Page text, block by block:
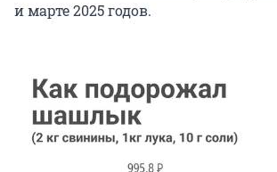
и марте 2025 годов.